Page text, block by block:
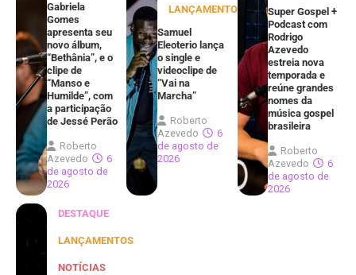
Gabriela
Gomes
apresenta seu
novo álbum,
“Bethânia”, e o
clipe de
“Manso e
Humilde”, com
a participação
de Jessé Perão
Roberto
Azevedo
6
de agosto de
2026
LANÇAMENTOS
Samuel
Eleoterio lança
o single e
videoclipe de
“Vai na
Marcha”
Roberto
Azevedo
6
de agosto de
2026
Super Gospel +
Podcast com
Rodrigo
Azevedo
estreia nova
temporada e
reúne grandes
nomes da
música gospel
brasileira
Roberto
Azevedo
6
de agosto de
2026
DESTAQUE
LANÇAMENTOS
NOTÍCIAS